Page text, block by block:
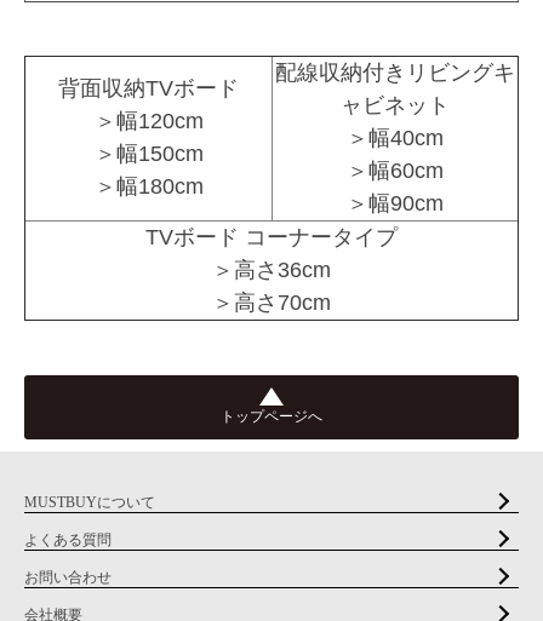
背面収納TVボード
＞幅120cm
＞幅150cm
＞幅180cm
配線収納付きリビングキ
ャビネット
＞幅40cm
＞幅60cm
＞幅90cm
TVボード コーナータイプ
＞高さ36cm
＞高さ70cm
トップページへ
MUSTBUYについて
よくある質問
お問い合わせ
会社概要